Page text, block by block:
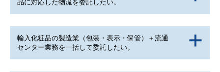
品に対応した物流を委託したい。
a
輸入化粧品の製造業（包装・表示・保管）＋流通
センター業務を一括して委託したい。